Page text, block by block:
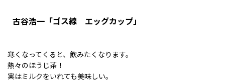
古谷浩一「ゴス線 エッグカップ」
寒くなってくると、飲みたくなります。
熱々のほうじ茶！
実はミルクをいれても美味しい。